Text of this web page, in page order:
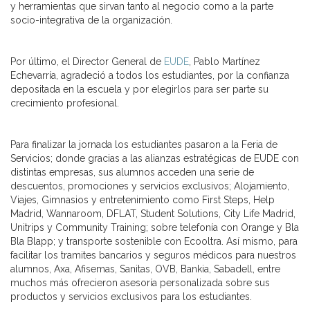
y herramientas que sirvan tanto al negocio como a la parte
socio-integrativa de la organización.
Por último, el Director General de EUDE , Pablo Martínez
Echevarría, agradeció a todos los estudiantes, por la confianza
depositada en la escuela y por elegirlos para ser parte su
crecimiento profesional.
Para finalizar la jornada los estudiantes pasaron a la Feria de
Servicios; donde gracias a las alianzas estratégicas de EUDE con
distintas empresas, sus alumnos acceden una serie de
descuentos, promociones y servicios exclusivos; Alojamiento,
Viajes, Gimnasios y entretenimiento como First Steps, Help
Madrid, Wannaroom, DFLAT, Student Solutions, City Life Madrid,
Unitrips y Community Training; sobre telefonía con Orange y Bla
Bla Blapp; y transporte sostenible con Ecooltra. Así mismo, para
facilitar los tramites bancarios y seguros médicos para nuestros
alumnos, Axa, Afisemas, Sanitas, OVB, Bankia, Sabadell, entre
muchos más ofrecieron asesoría personalizada sobre sus
productos y servicios exclusivos para los estudiantes.